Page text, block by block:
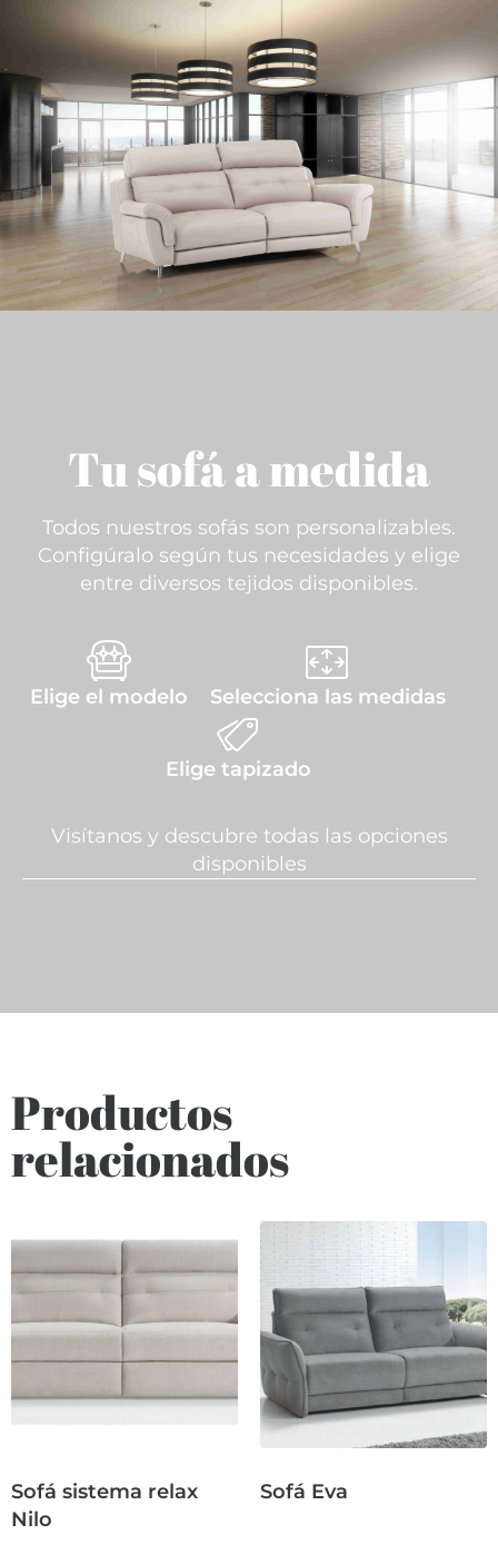
Tu sofá a medida
Todos nuestros sofás son personalizables.
Configúralo según tus necesidades y elige
entre diversos tejidos disponibles.
Elige el modelo Selecciona las medidas
Elige tapizado
Visítanos y descubre todas las opciones
disponibles
Productos
relacionados
Sofá sistema relax
Nilo
Sofá Eva